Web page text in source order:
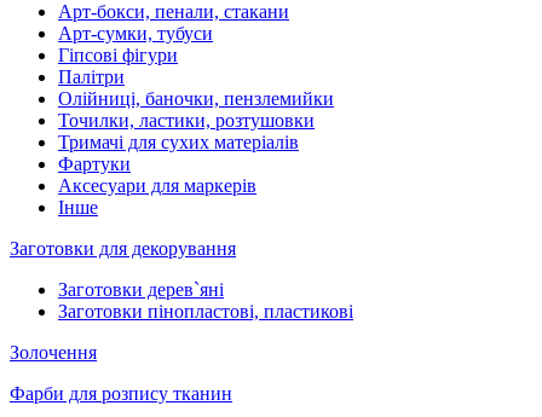
Арт-бокси, пенали, стакани
Арт-сумки, тубуси
Гіпсові фігури
Палітри
Олійниці, баночки, пензлемийки
Точилки, ластики, розтушовки
Тримачі для сухих матеріалів
Фартуки
Аксесуари для маркерів
Інше
Заготовки для декорування
Заготовки дерев`яні
Заготовки пінопластові, пластикові
Золочення
Фарби для розпису тканин